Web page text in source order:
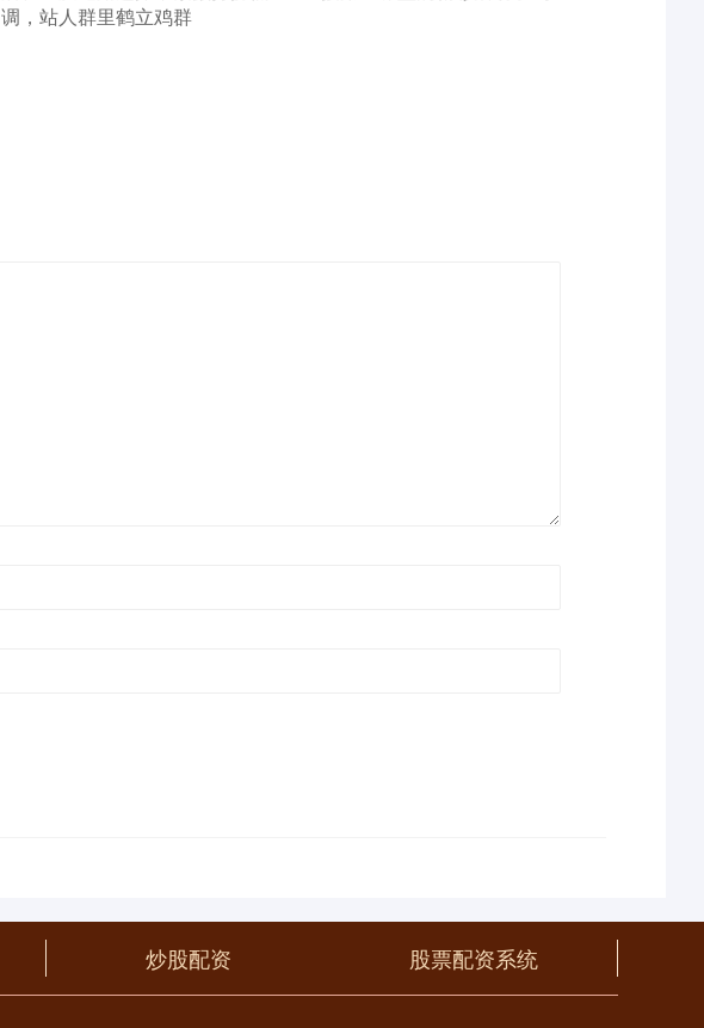
调，站人群里鹤立鸡群
炒股配资 股票配资系统